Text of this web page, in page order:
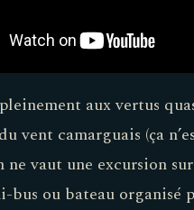
aux vertus
vent camarguais (ça
ne vaut une excursion
bus ou bateau organisé